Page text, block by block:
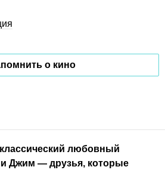
о кино
любовный
Джим — друзья, которые